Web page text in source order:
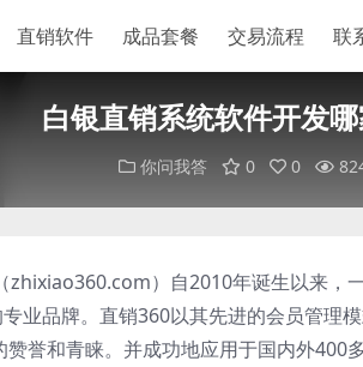
直销软件 成品套餐 交易流程 联
白银直销系统软件开发
你问我答 0 0
）自2010年诞生以来，
业品牌。直销360以其先进的会员管理
誉和青睐。并成功地应用于国内外400